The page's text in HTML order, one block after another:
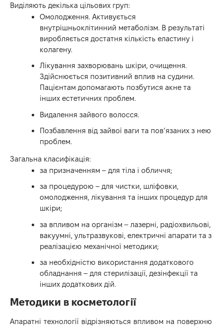
Виділяють декілька цільових груп:
Омолодження. Активується
внутрішньоклітинний метаболізм. В результаті
виробляється достатня кількість еластину і
колагену.
Лікування захворювань шкіри, очищення.
Здійснюється позитивний вплив на судини.
Пацієнтам допомагають позбутися акне та
інших естетичних проблем.
Видалення зайвого волосся.
Позбавлення від зайвої ваги та пов’язаних з нею
проблем.
Загальна класифікація:
за призначенням – для тіла і обличчя;
за процедурою – для чистки, шліфовки,
омолодження, лікування та інших процедур для
шкіри;
за впливом на організм – лазерні, радіохвильові,
вакуумні, ультразвукові, електричні апарати та з
реалізацією механічної методики;
за необхідністю використання додаткового
обладнання – для стерилізації, дезінфекції та
інших додаткових дій.
Методики в косметології
Апаратні технології відрізняються впливом на поверхню